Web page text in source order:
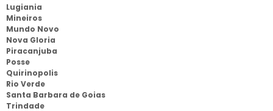
Lugiania
Mineiros
Mundo Novo
Nova Gloria
Piracanjuba
Posse
Quirinopolis
Rio Verde
Santa Barbara de Goias
Trindade